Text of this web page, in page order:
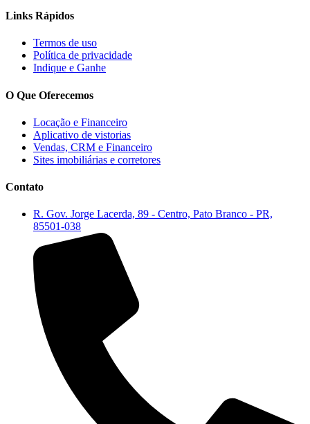
Links Rápidos
Termos de uso
Política de privacidade
Indique e Ganhe
O Que Oferecemos
Locação e Financeiro
Aplicativo de vistorias
Vendas, CRM e Financeiro
Sites imobiliárias e corretores
Contato
R. Gov. Jorge Lacerda, 89 - Centro, Pato Branco - PR,
85501-038